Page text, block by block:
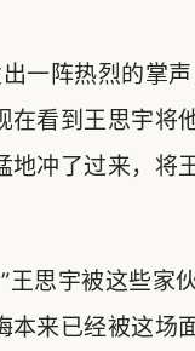
一阵热烈的掌
看到王思宇将
冲了过来，将
思宇被这些家
来已经被这场